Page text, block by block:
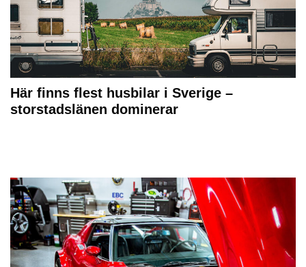
Här finns flest husbilar i Sverige –
storstadslänen dominerar